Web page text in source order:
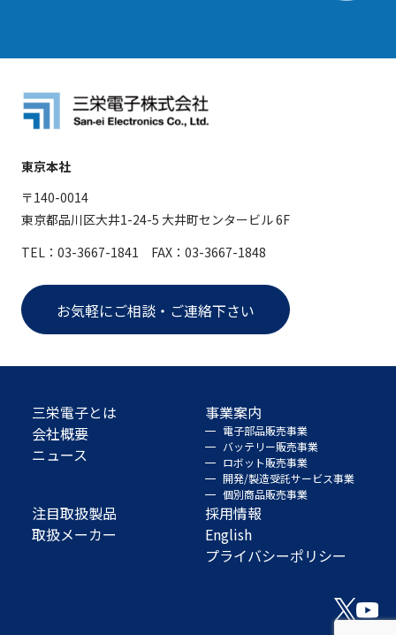
東京本社
〒140-0014
東京都品川区大井1-24-5 大井町センタービル 6F
TEL：03-3667-1841 FAX：03-3667-1848
お気軽にご相談・ご連絡下さい
三栄電子とは
会社概要
ニュース
事業案内
電子部品販売事業
バッテリー販売事業
ロボット販売事業
開発/製造受託サービス事業
個別商品販売事業
注目取扱製品
取扱メーカー
採用情報
English
プライバシーポリシー